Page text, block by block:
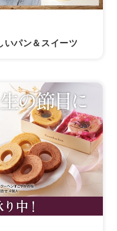
いパン＆スイーツ